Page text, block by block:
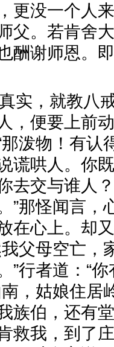
更没一个人
父。若肯舍
酬谢师恩。
实，就教八
，便要上前
泼物！有认
谎哄人。你
去交与谁人
”那怪闻言，
在心上。却
父母空亡，
”行者道：“
，姑娘住居
族伯，还有
救我，到了